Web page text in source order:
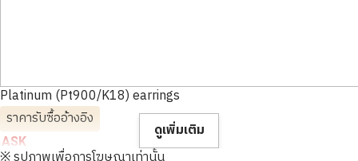
Platinum (Pt900/K18) earrings
ราคารับซื้ออ้างอิง
ASK
ดูเพิ่มเติม